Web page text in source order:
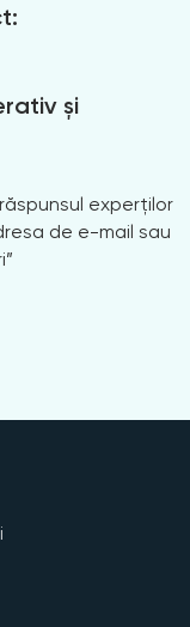
și
experților
de e-mail sau